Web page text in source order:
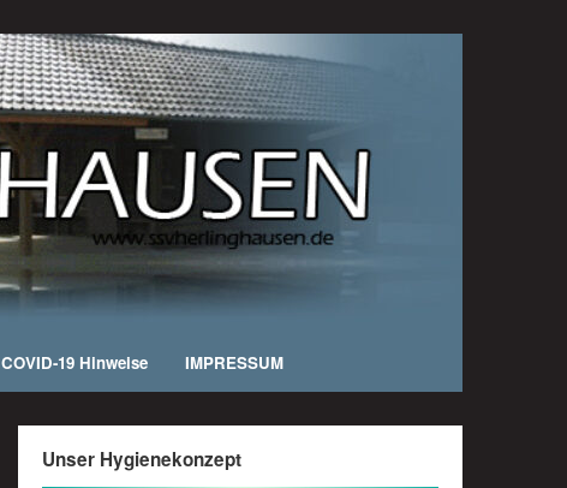
COVID-19 Hinweise IMPRESSUM
Unser Hygienekonzept